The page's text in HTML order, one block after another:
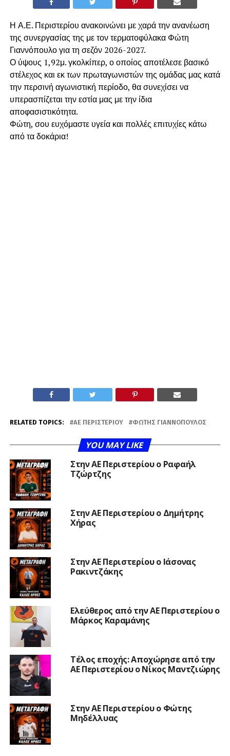
Η Α.Ε. Περιστερίου ανακοινώνει με χαρά την ανανέωση
της συνεργασίας της με τον τερματοφύλακα Φώτη
Γιαννόπουλο για τη σεζόν 2026-2027.
​Ο ύψους 1,92μ. γκολκίπερ, ο οποίος αποτέλεσε βασικό
στέλεχος και εκ των πρωταγωνιστών της ομάδας μας κατά
την περσινή αγωνιστική περίοδο, θα συνεχίσει να
υπερασπίζεται την εστία μας με την ίδια
αποφασιστικότητα.
​Φώτη, σου ευχόμαστε υγεία και πολλές επιτυχίες κάτω
από τα δοκάρια!
RELATED TOPICS: ΑΕ ΠΕΡΙΣΤΕΡΊΟΥ ΦΏΤΗΣ ΓΙΑΝΝΌΠΟΥΛΟΣ
YOU MAY LIKE
Στην ΑΕ Περιστερίου ο Ραφαήλ
Τζώρτζης
Στην ΑΕ Περιστερίου ο Δημήτρης
Χήρας
Στην ΑΕ Περιστερίου ο Ιάσονας
Ρακιντζάκης
Ελεύθερος από την ΑΕ Περιστερίου ο
Μάρκος Καραμάνης
Τέλος εποχής: Αποχώρησε από την
ΑΕ Περιστερίου ο Νίκος Μαντζιώρης
Στην ΑΕ Περιστερίου ο Φώτης
Μηδέλλυας